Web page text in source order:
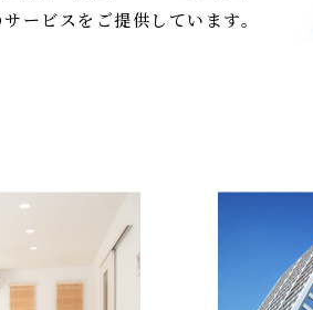
ービスをご提供しています。